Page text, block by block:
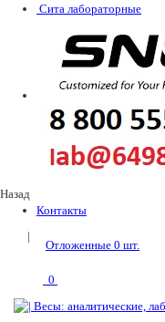
Сита лабораторные
Назад
Контакты
|
Отложенные 0 шт.
0